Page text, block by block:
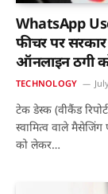
WhatsApp
फीचर पर
ऑनलाइन ठगी
TECHNOLOGY
टेक डेस्क (वीकैंड
स्वामित्व वाले
को लेकर…